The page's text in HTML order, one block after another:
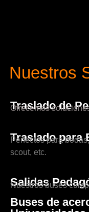
Nuestros
Traslado de
Ofrecemos
Traslado para
Perfectos para
scout, etc.
Salidas
Nuestros buses
Buses de